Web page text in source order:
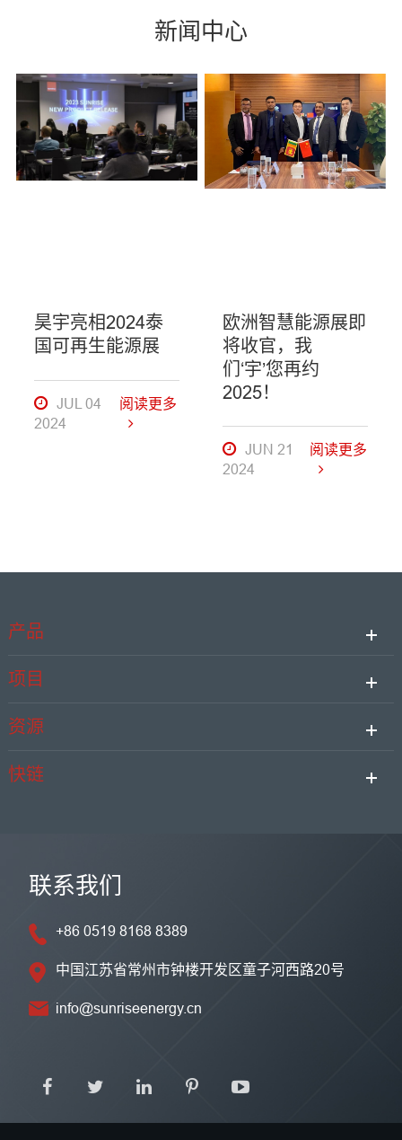
新闻中心
昊宇亮相2024泰
国可再生能源展
JUL 04
2024
阅读更多
欧洲智慧能源展即
将收官，我
们‘宇’您再约
2025！
JUN 21
2024
阅读更多
产品
项目
资源
快链
联系我们
+86 0519 8168 8389
中国江苏省常州市钟楼开发区童子河西路20号
info@sunriseenergy.cn